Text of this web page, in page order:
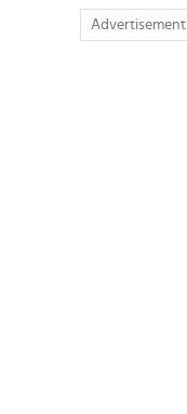
Advertisement